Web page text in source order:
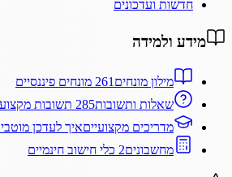
חדשות ועדכונים
מידע ולמידה
מילון מונחים 261 מונחים פיננסיים
שאלות ותשובות285 תשובות מקצועיות
מדריכים מקצועייםאיך לעדכן
מחשבונים2 כלי חישוב חינמיים